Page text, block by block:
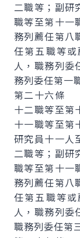
二職等；副研
職等至第十一
務列薦任第八
任第五職等
人，職務列委
務列委任第一
第二十六條
十二職等至第
十一職等至第
研究員十一人
二職等；副研
職等至第十一
務列薦任第八
任第五職等
人，職務列委
職務列委任第